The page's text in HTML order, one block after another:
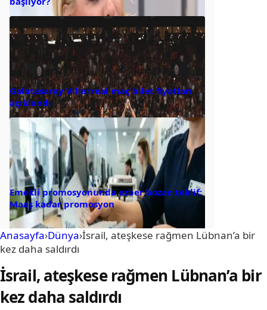
Galatasaray Villarreal maç bilet fiyatları
açıklandı
Emekli promosyonunda ezber bozan teklif:
Maaş kadar promosyon
Anasayfa›Dünya›İsrail, ateşkese rağmen Lübnan’a bir
kez daha saldırdı
İsrail, ateşkese rağmen Lübnan’a bir
kez daha saldırdı